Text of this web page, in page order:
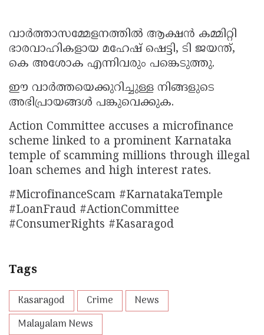
വാർത്താസമ്മേളനത്തിൽ ആക്ഷൻ കമ്മിറ്റി
ഭാരവാഹികളായ മഹേഷ്‌ ഷെട്ടി, ടി ജയന്ത്‌,
കെ അശോക എന്നിവരും പങ്കെടുത്തു.
ഈ വാർത്തയെക്കുറിച്ചുള്ള നിങ്ങളുടെ
അഭിപ്രായങ്ങൾ പങ്കുവെക്കുക.
Action Committee accuses a microfinance
scheme linked to a prominent Karnataka
temple of scamming millions through illegal
loan schemes and high interest rates.
#MicrofinanceScam #KarnatakaTemple
#LoanFraud #ActionCommittee
#ConsumerRights #Kasaragod
Tags
Kasaragod Crime
News
Malayalam News